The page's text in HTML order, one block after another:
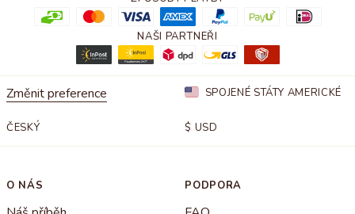
NAŠI PARTNEŘI
Změnit preference SPOJENÉ STÁTY AMERICKÉ
ČESKÝ $ USD
O NÁS PODPORA